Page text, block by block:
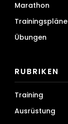
Marathon
Trainingspläne
Übungen
RUBRIKEN
Training
Ausrüstung